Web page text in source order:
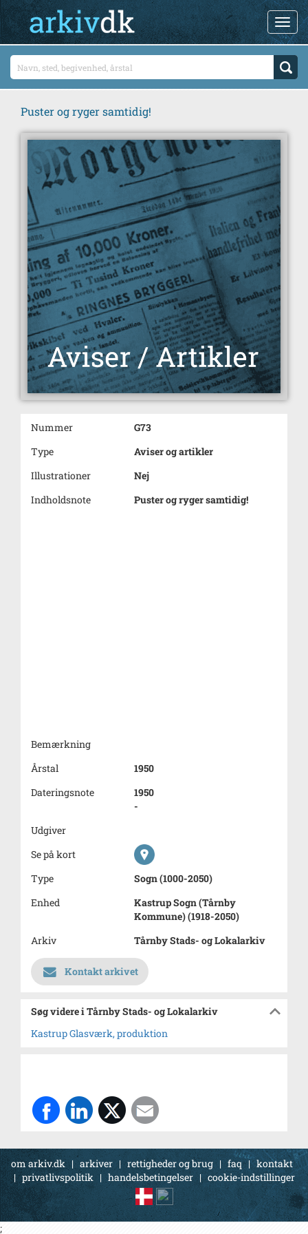
Puster og ryger samtidig!
Nummer
G73
Type
Aviser og artikler
Illustrationer
Nej
Indholdsnote
Puster og ryger samtidig!
Bemærkning
Årstal
1950
Dateringsnote
1950
-
Udgiver
Se på kort
Type
Sogn (1000-2050)
Enhed
Kastrup Sogn (Tårnby
Kommune) (1918-2050)
Arkiv
Tårnby Stads- og Lokalarkiv
Kontakt arkivet
Søg videre i Tårnby Stads- og Lokalarkiv
Kastrup Glasværk, produktion
om arkiv.dk | arkiver | rettigheder og brug | faq | kontakt
|privatlivspolitik | handelsbetingelser | cookie-indstillinger
;